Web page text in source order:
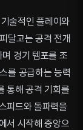
술적인 플레이와
달고는 공격 전개
경기 템포를 조
를 공급하는 능력
통해 공격 기회를
피드와 돌파력을
서 시작해 중앙으